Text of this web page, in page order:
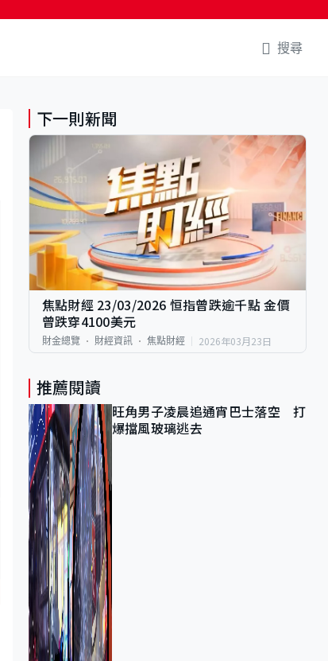
搜尋
下一則新聞
焦點財經 23/03/2026 恒指曾跌逾千點 金價
曾跌穿4100美元
財金總覽 財經資訊 焦點財經 2026年03月23日
推薦閱讀
旺角男子凌晨追通宵巴士落空 打
爆擋風玻璃逃去